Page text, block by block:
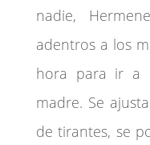
nadie,
adentros a los
hora para ir a
madre. Se
de tirantes, se